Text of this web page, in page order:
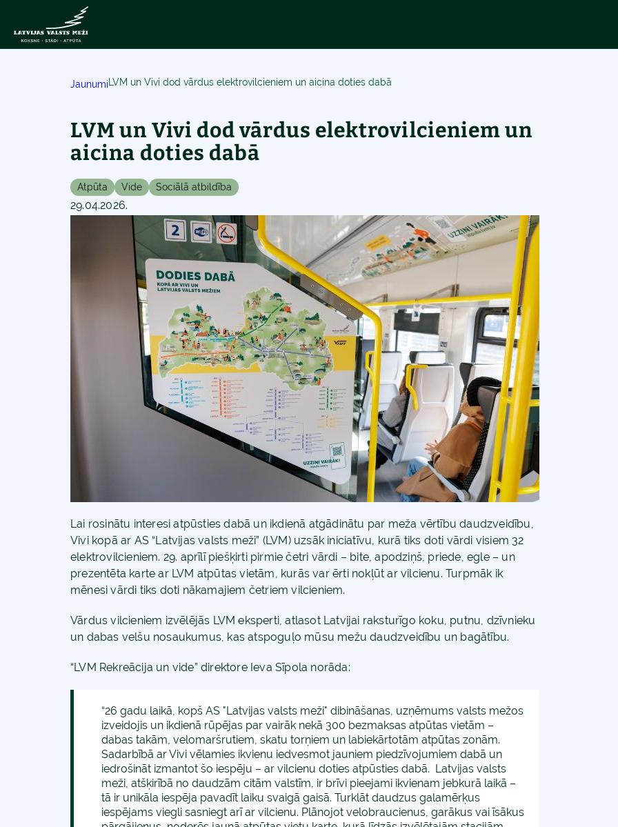
Jaunumi LVM un Vivi dod vārdus elektrovilcieniem un aicina doties dabā
LVM un Vivi dod vārdus elektrovilcieniem un
aicina doties dabā
Atpūta Vide Sociālā atbildība
29.04.2026.
Lai rosinātu interesi atpūsties dabā un ikdienā atgādinātu par meža vērtību daudzveidību,
Vivi kopā ar AS “Latvijas valsts meži” (LVM) uzsāk iniciatīvu, kurā tiks doti vārdi visiem 32
elektrovilcieniem. 29. aprīlī piešķirti pirmie četri vārdi – bite, apodziņš, priede, egle – un
prezentēta karte ar LVM atpūtas vietām, kurās var ērti nokļūt ar vilcienu. Turpmāk ik
mēnesi vārdi tiks doti nākamajiem četriem vilcieniem.
Vārdus vilcieniem izvēlējās LVM eksperti, atlasot Latvijai raksturīgo koku, putnu, dzīvnieku
un dabas velšu nosaukumus, kas atspoguļo mūsu mežu daudzveidību un bagātību.
“LVM Rekreācija un vide” direktore Ieva Sīpola norāda:
“26 gadu laikā, kopš AS "Latvijas valsts meži" dibināšanas, uzņēmums valsts mežos
izveidojis un ikdienā rūpējas par vairāk nekā 300 bezmaksas atpūtas vietām –
dabas takām, velomaršrutiem, skatu torņiem un labiekārtotām atpūtas zonām.
Sadarbībā ar Vivi vēlamies ikvienu iedvesmot jauniem piedzīvojumiem dabā un
iedrošināt izmantot šo iespēju – ar vilcienu doties atpūsties dabā. Latvijas valsts
meži, atšķirībā no daudzām citām valstīm, ir brīvi pieejami ikvienam jebkurā laikā –
tā ir unikāla iespēja pavadīt laiku svaigā gaisā. Turklāt daudzus galamērķus
iespējams viegli sasniegt arī ar vilcienu. Plānojot velobraucienus, garākus vai īsākus